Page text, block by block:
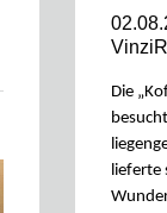
Die
lieferte